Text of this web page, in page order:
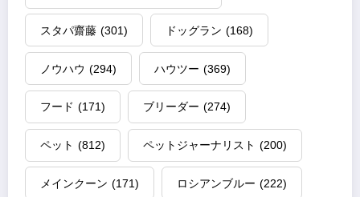
スタパ齋藤 (301) ドッグラン (168)
ノウハウ (294) ハウツー (369)
フード (171) ブリーダー (274)
ペット (812) ペットジャーナリスト (200)
メインクーン (171) ロシアンブルー (222)